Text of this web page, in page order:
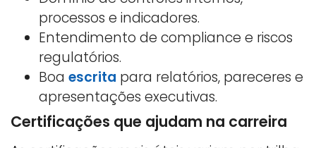
processos e indicadores.
Entendimento de compliance e riscos
regulatórios.
Boa escrita para relatórios, pareceres e
apresentações executivas.
Certificações que ajudam na carreira